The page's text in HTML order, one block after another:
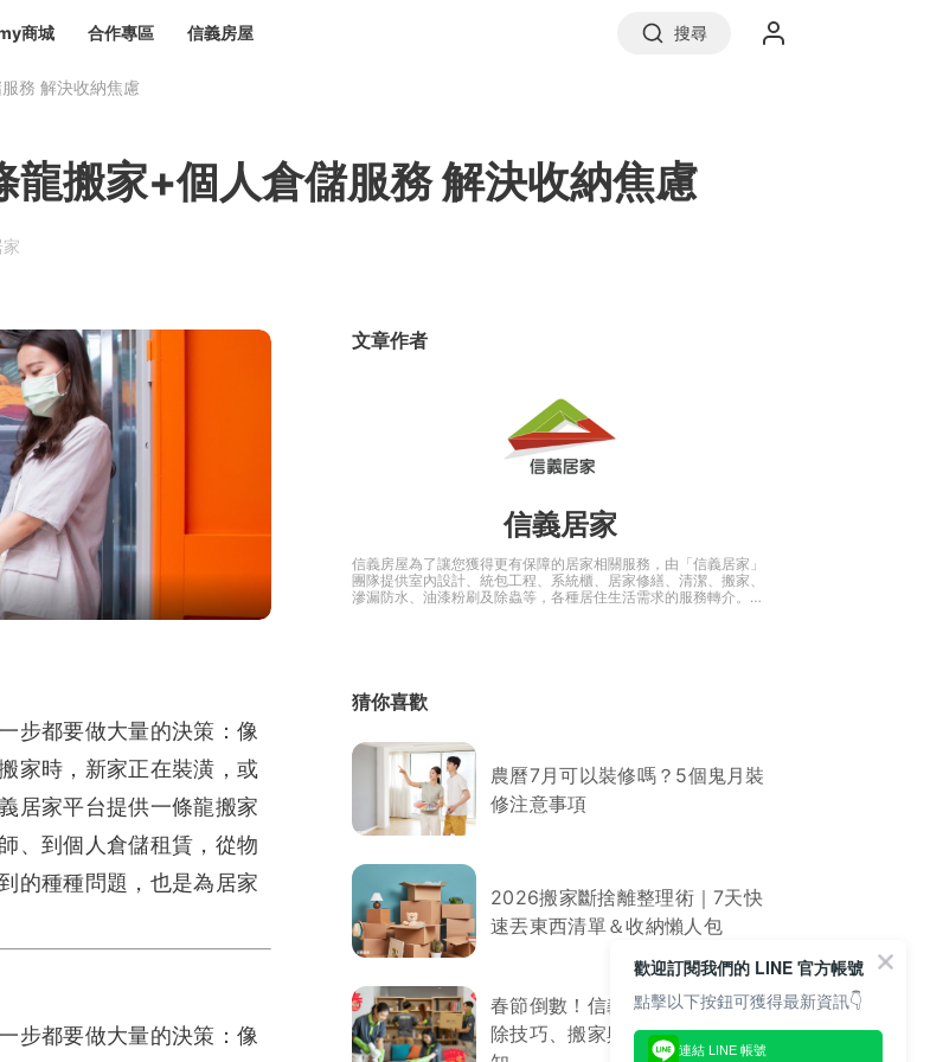
略生活提案居家新聞
納專業除蟲
窗油漆塗料
商城 合作專區 信義房屋
租屋 實價登錄
搜尋
務 解決收納焦慮
搬家+個人倉儲服務 解決收納焦慮
步都要做大量的決策：像
家時，新家正在裝潢，或
居家平台提供一條龍搬家
、到個人倉儲租賃，從物
的種種問題，也是為居家
步都要做大量的決策：像
文章作者
信義居家
信義房屋為了讓您獲得更有保障的居家相關服務，由「信義居家」
團隊提供室內設計、統包工程、系統櫃、居家修繕、清潔、搬家、
滲漏防水、油漆粉刷及除蟲等，各種居住生活需求的服務轉介。還
猜你喜歡
農曆7月可以裝修嗎？5個鬼月裝
修注意事項
2026搬家斷捨離整理術｜7天快
速丟東西清單＆收納懶人包
春節倒數！信義居家提醒您大掃
除技巧、搬家與垃圾回收處理須
歡迎訂閱我們的 LINE 官方帳號
點擊以下按鈕可獲得最新資訊👇
連結 LINE 帳號